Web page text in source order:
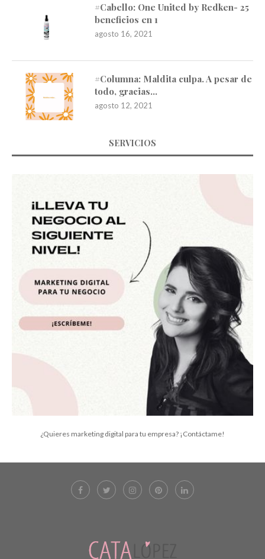
#Cabello: One United by Redken- 25
beneficios en 1
agosto 16, 2021
#Columna: Maldita culpa. A pesar de
todo, gracias…
agosto 12, 2021
SERVICIOS
¿Quieres marketing digital para tu empresa? ¡Contáctame!